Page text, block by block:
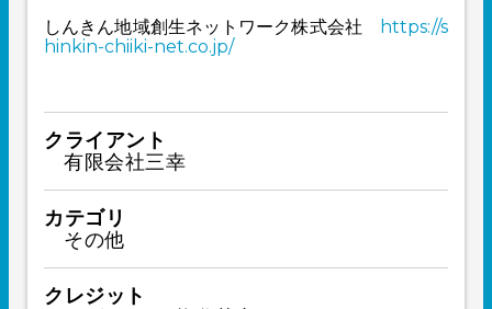
しんきん地域創生ネットワーク株式会社
https://s
hinkin-chiiki-net.co.jp/
クライアント
有限会社三幸
カテゴリ
その他
クレジット